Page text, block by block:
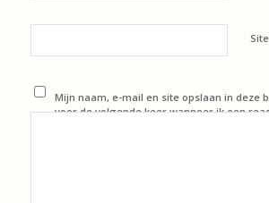
Site
Mijn naam, e-mail en site opslaan in deze
voor de volgende keer wanneer ik een